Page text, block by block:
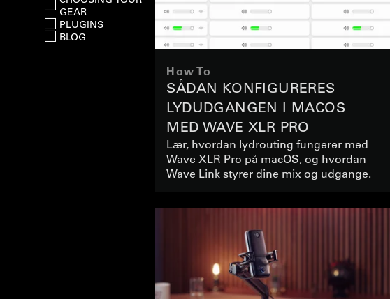
GEAR
PLUGINS
BLOG
How To
SÅDAN KONFIGURERES
LYDUDGANGEN I MACOS
MED WAVE XLR PRO
Lær, hvordan lydrouting fungerer med
Wave XLR Pro på macOS, og hvordan
Wave Link styrer dine mix og udgange.